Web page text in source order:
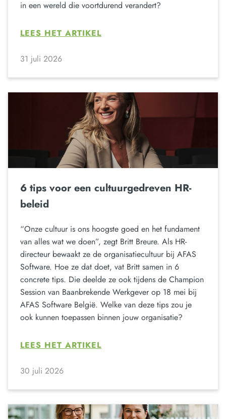
in een wereld die voortdurend verandert?
LEES HET ARTIKEL
31 juli 2026
6 tips voor een cultuurgedreven HR-
beleid
“Onze cultuur is ons hoogste goed en het fundament
van alles wat we doen”, zegt Britt Breure. Als HR-
directeur bewaakt ze de organisatiecultuur bij AFAS
Software. Hoe ze dat doet, vat Britt samen in 6
concrete tips. Die deelde ze ook tijdens de Champion
Session van Baanbrekende Werkgever op 18 mei bij
AFAS Software België. Welke van deze tips zou je
ook kunnen toepassen binnen jouw organisatie?
LEES HET ARTIKEL
30 juli 2026